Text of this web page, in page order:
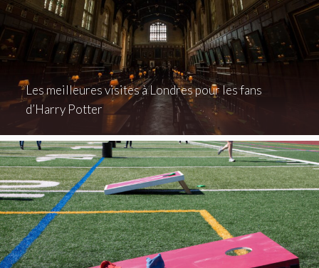
Les meilleures visites à Londres pour les fans
d’Harry Potter